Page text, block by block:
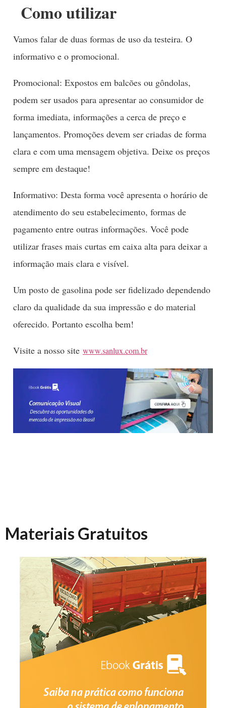
Como utilizar
Vamos falar de duas formas de uso da testeira. O
informativo e o promocional.
Promocional: Expostos em balcões ou gôndolas,
podem ser usados para apresentar ao consumidor de
forma imediata, informações a cerca de preço e
lançamentos. Promoções devem ser criadas de forma
clara e com uma mensagem objetiva. Deixe os preços
sempre em destaque!
Informativo: Desta forma você apresenta o horário de
atendimento do seu estabelecimento, formas de
pagamento entre outras informações. Você pode
utilizar frases mais curtas em caixa alta para deixar a
informação mais clara e visível.
Um posto de gasolina pode ser fidelizado dependendo
claro da qualidade da sua impressão e do material
oferecido. Portanto escolha bem!
Visite a nosso site www.sanlux.com.br
Materiais Gratuitos